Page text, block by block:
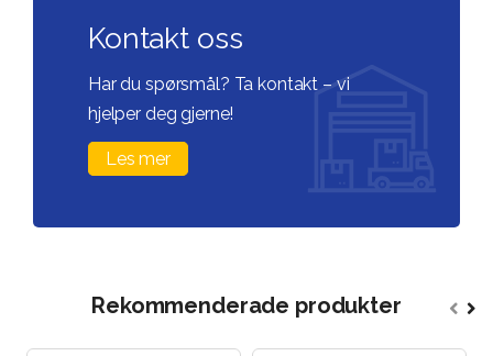
Kontakt oss
Har du spørsmål? Ta kontakt – vi
hjelper deg gjerne!
Les mer
Rekommenderade produkter